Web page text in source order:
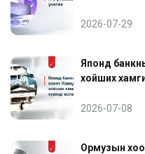
2026-07-29
Японд
хойших
2026-07-08
Ормузын